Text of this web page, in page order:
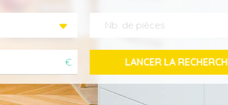
Nb. de pièces
€